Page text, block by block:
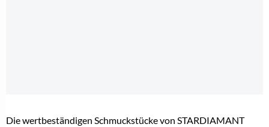
Die wertbeständigen Schmuckstücke von STARDIAMANT